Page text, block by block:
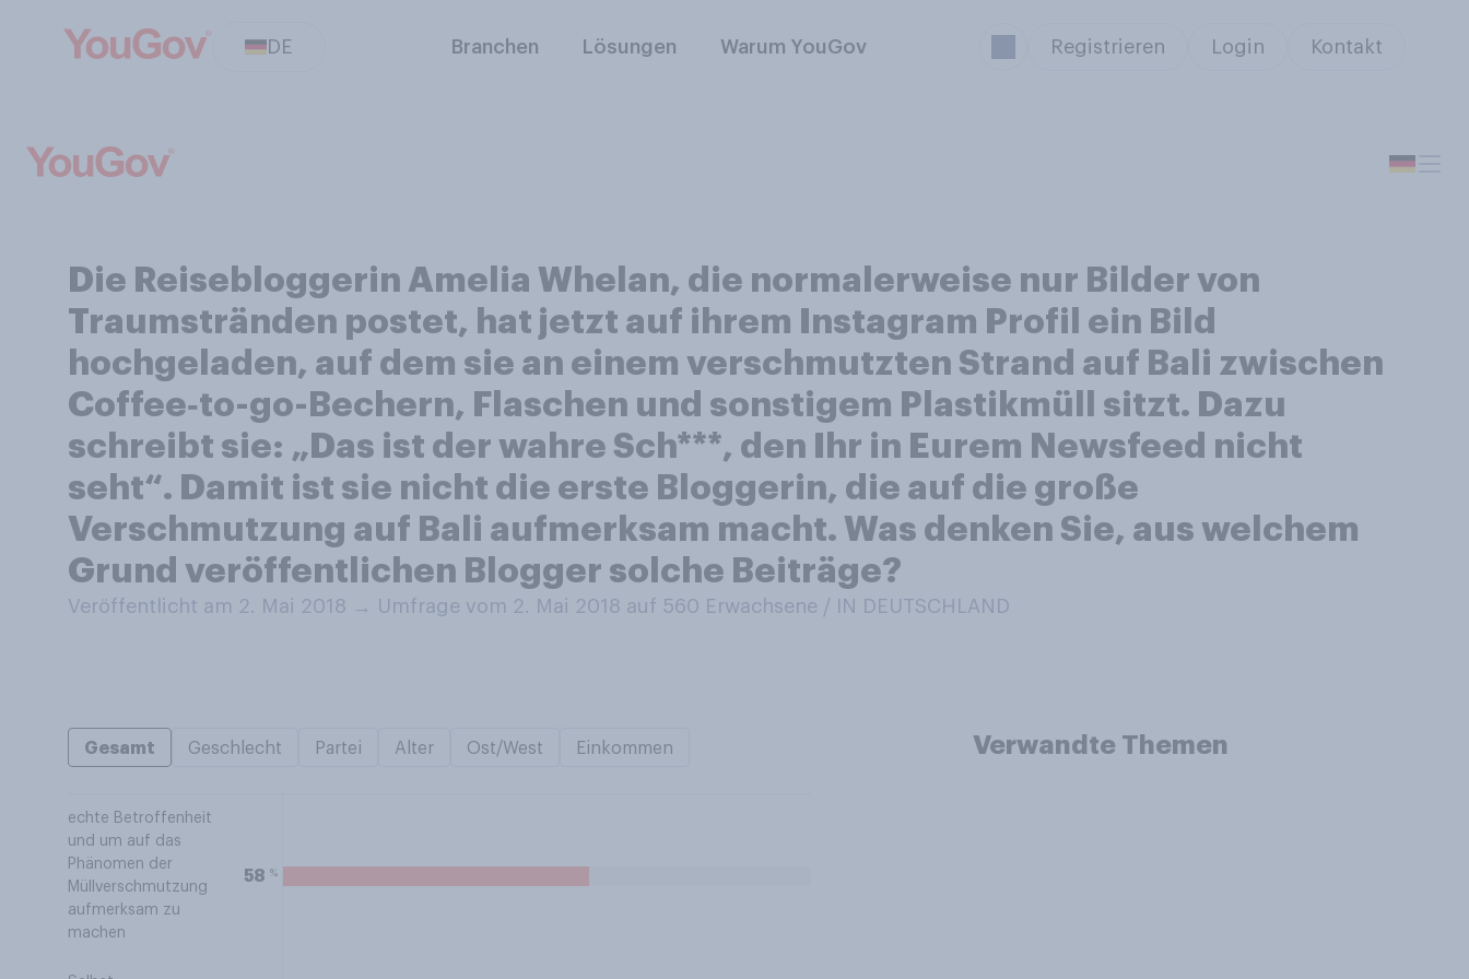
DE Branchen Lösungen Warum YouGov Registrieren Login Kontakt
Die Reisebloggerin Amelia Whelan, die normalerweise nur Bilder von
Traumstränden postet, hat jetzt auf ihrem Instagram Profil ein Bild
hochgeladen, auf dem sie an einem verschmutzten Strand auf Bali zwischen
Coffee‑to-go-Bechern, Flaschen und sonstigem Plastikmüll sitzt. Dazu
schreibt sie: „Das ist der wahre Sch***, den Ihr in Eurem Newsfeed nicht
seht“. Damit ist sie nicht die erste Bloggerin, die auf die große
Verschmutzung auf Bali aufmerksam macht. Was denken Sie, aus welchem
Grund veröffentlichen Blogger solche Beiträge?
Veröffentlicht am 2. Mai 2018 → Umfrage vom 2. Mai 2018 auf 560 Erwachsene / IN DEUTSCHLAND
Gesamt Geschlecht Partei Alter Ost/West Einkommen
echte Betroffenheit
und um auf das
Phänomen der
Müllverschmutzung
aufmerksam zu
machen
58 %
Verwandte Themen